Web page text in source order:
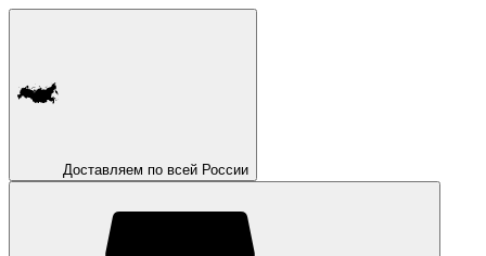
Доставляем по всей России